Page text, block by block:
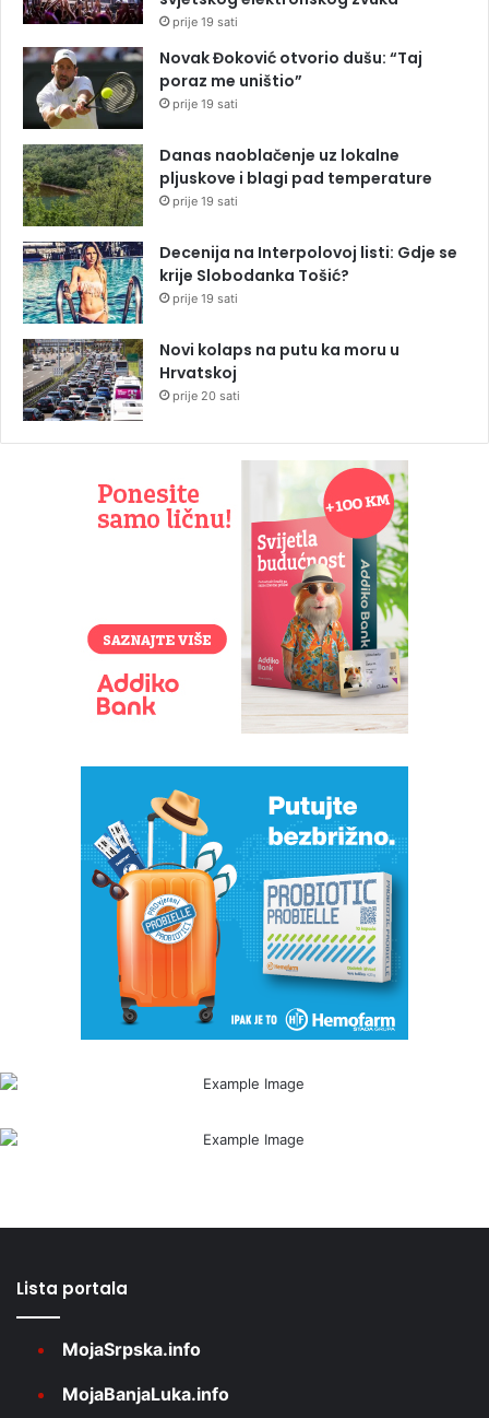
prije 19 sati
Novak Đoković otvorio dušu: “Taj
poraz me uništio”
prije 19 sati
Danas naoblačenje uz lokalne
pljuskove i blagi pad temperature
prije 19 sati
Decenija na Interpolovoj listi: Gdje se
krije Slobodanka Tošić?
prije 19 sati
Novi kolaps na putu ka moru u
Hrvatskoj
prije 20 sati
Lista portala
MojaSrpska.info
MojaBanjaLuka.info